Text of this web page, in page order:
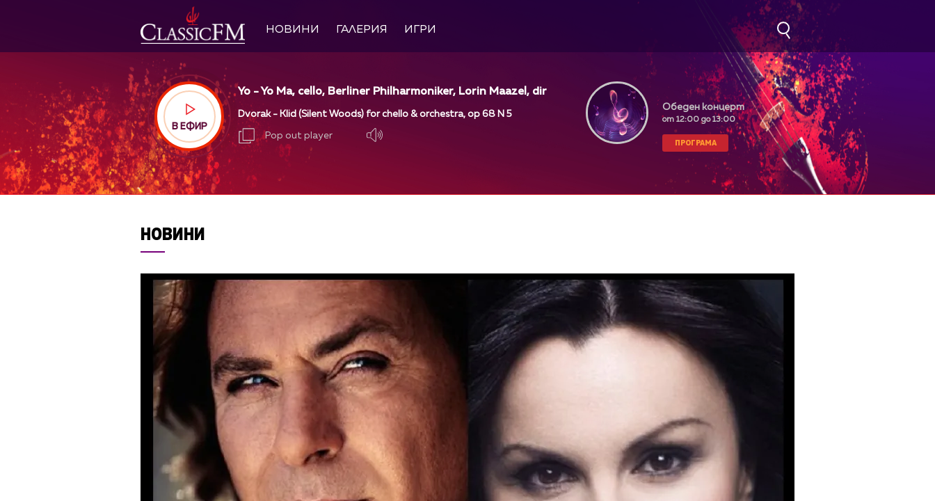
НОВИНИ ГАЛЕРИЯ ИГРИ
В ЕФИР
Yo - Yo Ma, cello, Berliner Philharmoniker, Lorin Maazel, dir
Dvorak - Klid (Silent Woods) for chello & orchestra, op 68 N 5
Pop out player
Обеден концерт
от 12:00 до 13:00
ПРОГРАМА
НОВИНИ